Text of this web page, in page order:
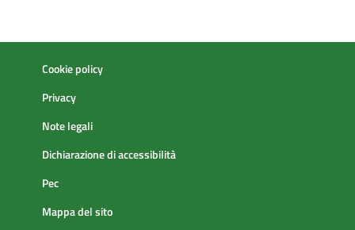
Cookie policy
Privacy
Note legali
Dichiarazione di accessibilità
Pec
Mappa del sito